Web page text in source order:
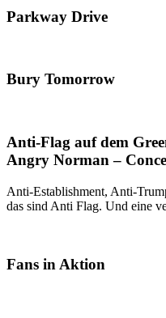
Parkway Drive
Bury Tomorrow
Anti-Flag auf dem
Angry Norman –
Anti-Establishment, Anti-
das sind Anti Flag. Und eine
Fans in Aktion